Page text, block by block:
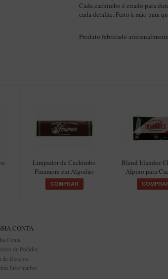
Cada cachimbo é criado para
cada detalhe. Feito à mão para
Produto fabricado
Limpador de Cachimbo
Finamore em Algodão
COMPRAR
Blend Irlandez
Alpino para
CONTA
Conta
de Pedidos
de Desejos
Informativo